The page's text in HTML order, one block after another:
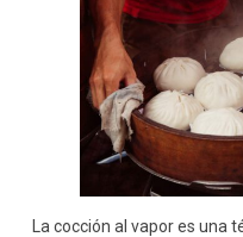
La cocción al vapor es una